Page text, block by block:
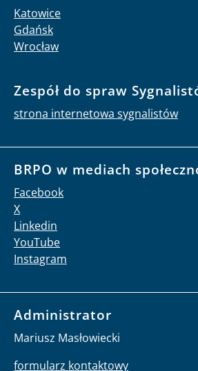
Katowice
Gdańsk
Wrocław
Zespół do spraw
strona internetowa sygnalistów
BRPO w mediach
Facebook
X
Linkedin
YouTube
Instagram
Administrator
Mariusz Masłowiecki
formularz kontaktowy